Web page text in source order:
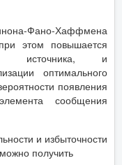
Фано-Хаффмена
этом повышается
источника, и
оптимального
появления
сообщения
и избыточности
получить